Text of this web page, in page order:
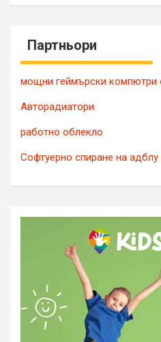
Партньори
мощни геймърски компютри
Авторадиатори
работно облекло
Софтуерно спиране на адблу